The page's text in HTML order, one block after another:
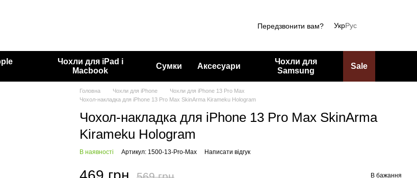
Передзвонити вам? УкрРус
Чохли для iPad і
Macbook
Сумки Аксесуари
Чохли для
Samsung
Sale
Головна Чохли для iPhone
Чохли для iPhone 13 Pro Max
Чохол-накладка для iPhone 13 Pro Max SkinArma Kirameku Hologram
Чохол-накладка для iPhone 13 Pro Max SkinArma
Kirameku Hologram
В наявності Артикул: 1500-13-Pro-Max Написати відгук
В бажання